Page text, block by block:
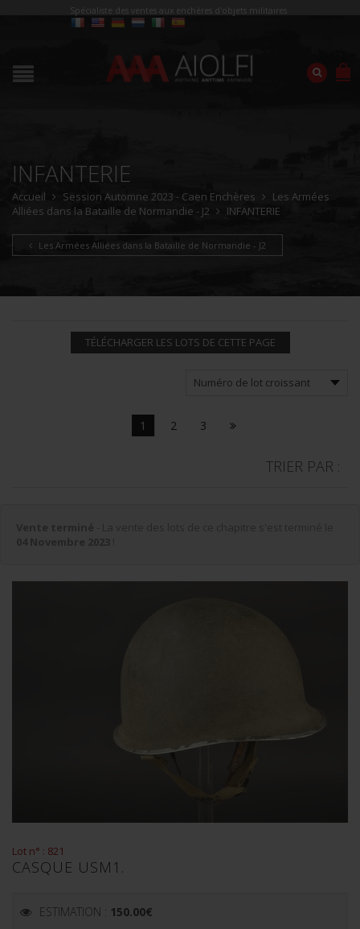
Spécialiste des ventes aux enchères d'objets militaires
INFANTERIE
Accueil Session Automne 2023 - Caen Enchères
Les Armées
Alliées dans la Bataille de Normandie - J2
INFANTERIE
Les Armées Alliées dans la Bataille de Normandie - J2
TÉLÉCHARGER LES LOTS DE CETTE PAGE
1 2 3
TRIER PAR :
Lot n° : 821
CASQUE USM1.
ESTIMATION : 150.00€